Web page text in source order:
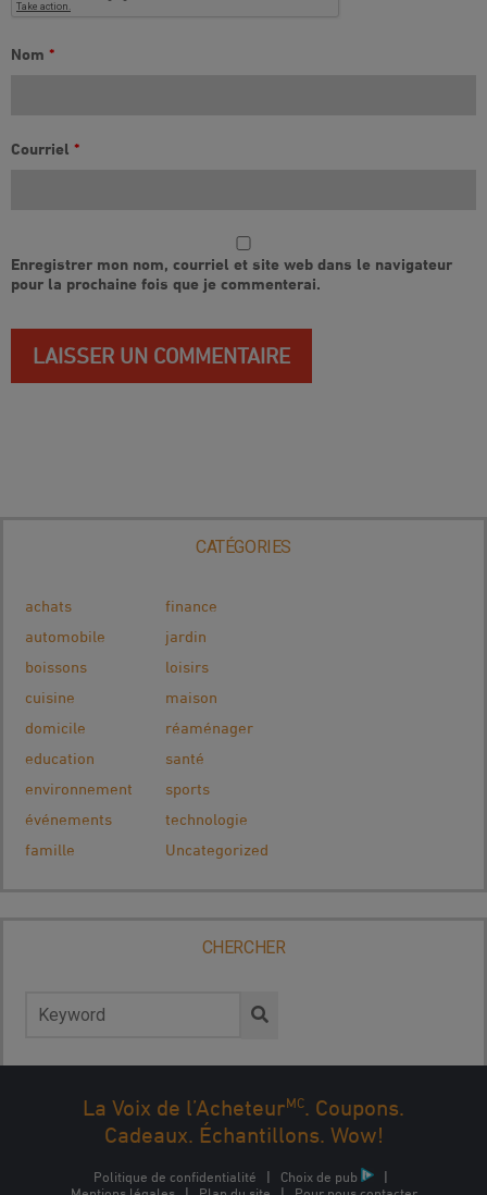
Nom *
Courriel *
Enregistrer mon nom, courriel et site web dans le navigateur
pour la prochaine fois que je commenterai.
CATÉGORIES
achats
automobile
boissons
cuisine
domicile
education
environnement
événements
famille
finance
jardin
loisirs
maison
réaménager
santé
sports
technologie
Uncategorized
CHERCHER
La Voix de l’AcheteurMC. Coupons.
Cadeaux. Échantillons. Wow!
Politique de confidentialité | Choix de pub
|